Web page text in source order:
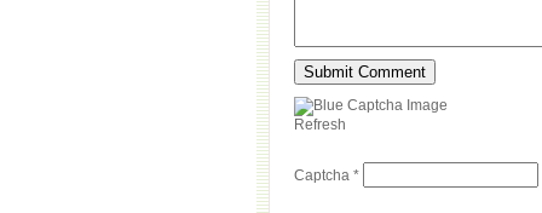
Refresh
Captcha *